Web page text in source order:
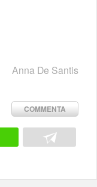
Anna De Santis
COMMENTA